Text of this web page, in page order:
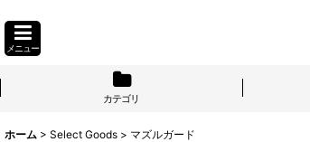
メニュー
カテゴリ
ホーム > Select Goods > マズルガード